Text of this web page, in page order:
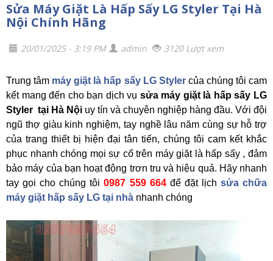
Sửa Máy Giặt Là Hấp Sấy LG Styler Tại Hà
Nội Chính Hãng
20/01/2025 - 3:19 PM admin 3120 Lượt xem
Trung tâm máy giặt là hấp sấy LG Stylercủa chúng tôi cam
kết mang đến cho bạn dịch vụ sửa máy giặt là hấp sấy LG
Styler tại Hà Nội uy tín và chuyên nghiệp hàng đầu. Với đội
ngũ thợ giàu kinh nghiệm, tay nghề lâu năm cùng sự hỗ trợ
của trang thiết bị hiện đại tân tiến, chúng tôi cam kết khắc
phục nhanh chóng mọi sự cố trên máy giặt là hấp sấy , đảm
bảo máy của bạn hoạt động trơn tru và hiệu quả. Hãy nhanh
tay gọi cho chúng tôi 0987 559 664để đặt lịch sửa chữa
máy giặt hấp sấy LG tại nhà nhanh chóng